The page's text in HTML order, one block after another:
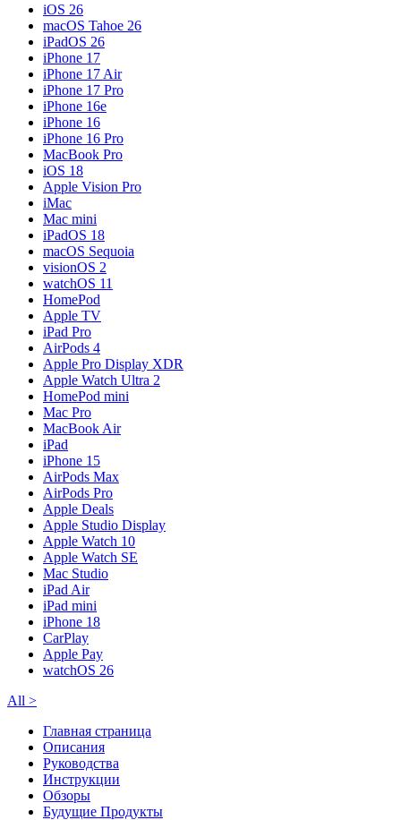
iOS 26
macOS Tahoe 26
iPadOS 26
iPhone 17
iPhone 17 Air
iPhone 17 Pro
iPhone 16e
iPhone 16
iPhone 16 Pro
MacBook Pro
iOS 18
Apple Vision Pro
iMac
Mac mini
iPadOS 18
macOS Sequoia
visionOS 2
watchOS 11
HomePod
Apple TV
iPad Pro
AirPods 4
Apple Pro Display XDR
Apple Watch Ultra 2
HomePod mini
Mac Pro
MacBook Air
iPad
iPhone 15
AirPods Max
AirPods Pro
Apple Deals
Apple Studio Display
Apple Watch 10
Apple Watch SE
Mac Studio
iPad Air
iPad mini
iPhone 18
CarPlay
Apple Pay
watchOS 26
All >
Главная страница
Описания
Руководства
Инструкции
Обзоры
Будущие Продукты